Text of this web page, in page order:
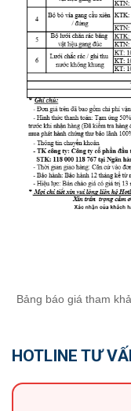
Bảng báo giá tham
HOTLINE TƯ